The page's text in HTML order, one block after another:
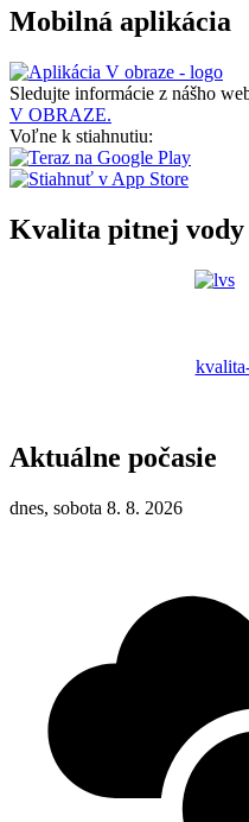
Mobilná aplikácia
Sledujte informácie z nášho
V OBRAZE.
Voľne k stiahnutiu:
Kvalita pitnej vody
Aktuálne počasie
dnes, sobota 8. 8. 2026